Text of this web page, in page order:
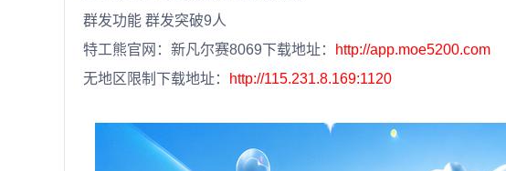
群发功能 群发突破9人
特工熊官网：新凡尔赛8069下载地址：
http://app.moe5200.com
无地区限制下载地址：
http://115.231.8.169:1120